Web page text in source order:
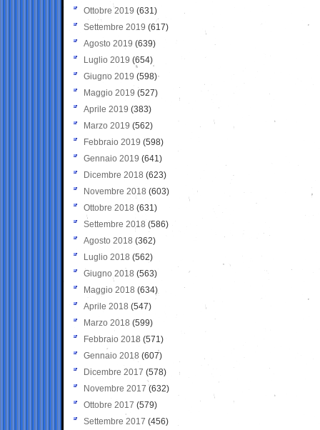
Ottobre 2019 (631)
Settembre 2019 (617)
Agosto 2019 (639)
Luglio 2019 (654)
Giugno 2019 (598)
Maggio 2019 (527)
Aprile 2019 (383)
Marzo 2019 (562)
Febbraio 2019 (598)
Gennaio 2019 (641)
Dicembre 2018 (623)
Novembre 2018 (603)
Ottobre 2018 (631)
Settembre 2018 (586)
Agosto 2018 (362)
Luglio 2018 (562)
Giugno 2018 (563)
Maggio 2018 (634)
Aprile 2018 (547)
Marzo 2018 (599)
Febbraio 2018 (571)
Gennaio 2018 (607)
Dicembre 2017 (578)
Novembre 2017 (632)
Ottobre 2017 (579)
Settembre 2017 (456)